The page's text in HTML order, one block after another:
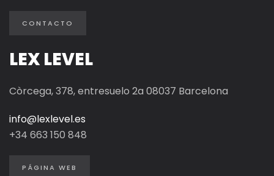
CONTACTO
LEX LEVEL
Còrcega, 378, entresuelo 2a 08037 Barcelona
info@lexlevel.es
+34 663 150 848
PÁGINA WEB